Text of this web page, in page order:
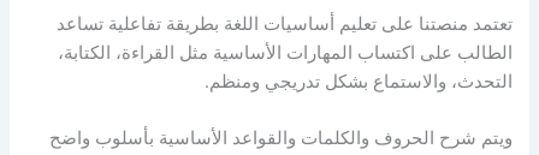
تعتمد منصتنا على تعليم أساسيات اللغة بطريقة تفاعلية تساعد
الطالب على اكتساب المهارات الأساسية مثل القراءة، الكتابة،
التحدث، والاستماع بشكل تدريجي ومنظم.
ويتم شرح الحروف والكلمات والقواعد الأساسية بأسلوب واضح